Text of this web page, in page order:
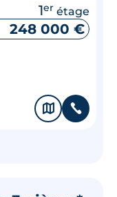
1er étage
248 000 €
🗞 📞